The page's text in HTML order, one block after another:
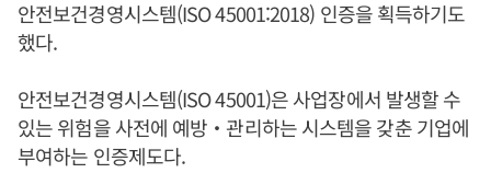
안전보건경영시스템(ISO 45001:2018) 인증을 획득하기도
했다.
안전보건경영시스템(ISO 45001)은 사업장에서 발생할 수
있는 위험을 사전에 예방‧관리하는 시스템을 갖춘 기업에
부여하는 인증제도다.